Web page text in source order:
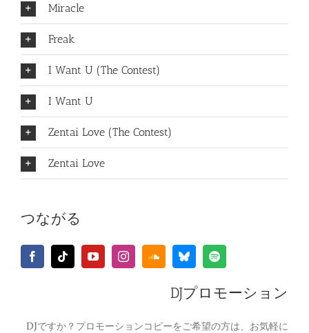
Miracle
Freak
I Want U (The Contest)
I Want U
Zentai Love (The Contest)
Zentai Love
つながる
DJプロモーション
DJですか？プロモーションコピーをご希望の方は、お気軽に